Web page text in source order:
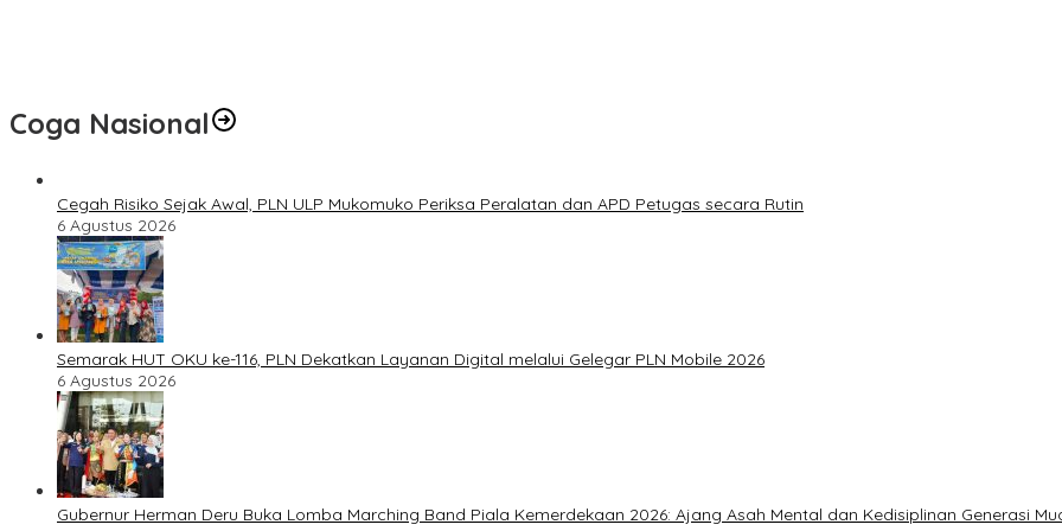
Coga Nasional
Cegah Risiko Sejak Awal, PLN ULP Mukomuko Periksa Peralatan dan APD Petugas secara Rutin
6 Agustus 2026
Semarak HUT OKU ke-116, PLN Dekatkan Layanan Digital melalui Gelegar PLN Mobile 2026
6 Agustus 2026
Gubernur Herman Deru Buka Lomba Marching Band Piala Kemerdekaan 2026: Ajang Asah Mental dan Kedisiplinan Generasi